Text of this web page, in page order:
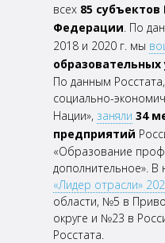
всех 85 субъектов
Федерации. По
2018 и 2020 г. мы
По данным
социально-
Нации», заняли 34
предприятий
«Образование
дополнительное».
«Лидер отрасли»
области, №5 в
округе и №23 в
Росстата.